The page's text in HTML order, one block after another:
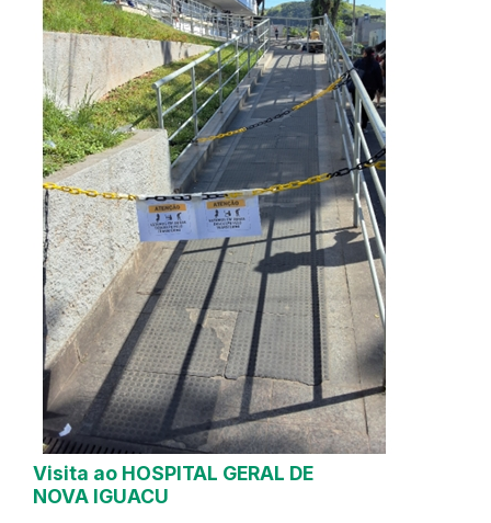
Visita ao HOSPITAL GERAL DE
NOVA IGUACU